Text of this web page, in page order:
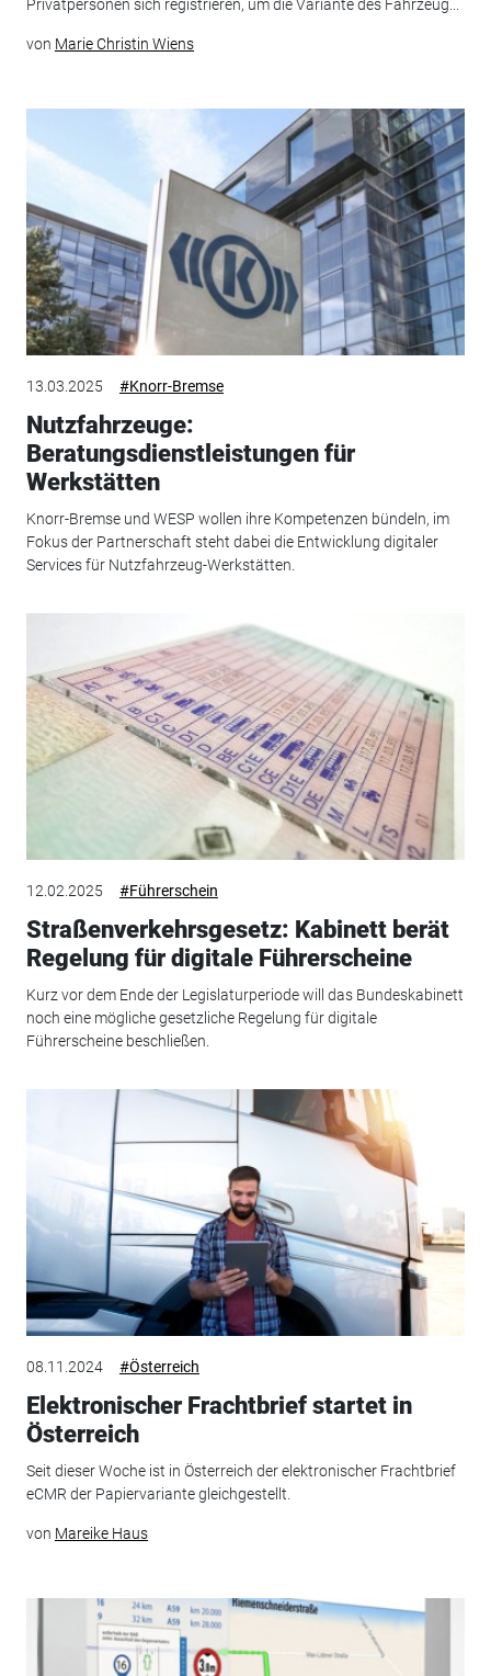
Privatpersonen sich registrieren, um die Variante des Fahrzeug...
von Marie Christin Wiens
13.03.2025 #Knorr-Bremse
Nutzfahrzeuge:
Beratungsdienstleistungen für
Werkstätten
Knorr-Bremse und WESP wollen ihre Kompetenzen bündeln, im
Fokus der Partnerschaft steht dabei die Entwicklung digitaler
Services für Nutzfahrzeug-Werkstätten.
12.02.2025 #Führerschein
Straßenverkehrsgesetz: Kabinett berät
Regelung für digitale Führerscheine
Kurz vor dem Ende der Legislaturperiode will das Bundeskabinett
noch eine mögliche gesetzliche Regelung für digitale
Führerscheine beschließen.
08.11.2024 #Österreich
Elektronischer Frachtbrief startet in
Österreich
Seit dieser Woche ist in Österreich der elektronischer Frachtbrief
eCMR der Papiervariante gleichgestellt.
von Mareike Haus